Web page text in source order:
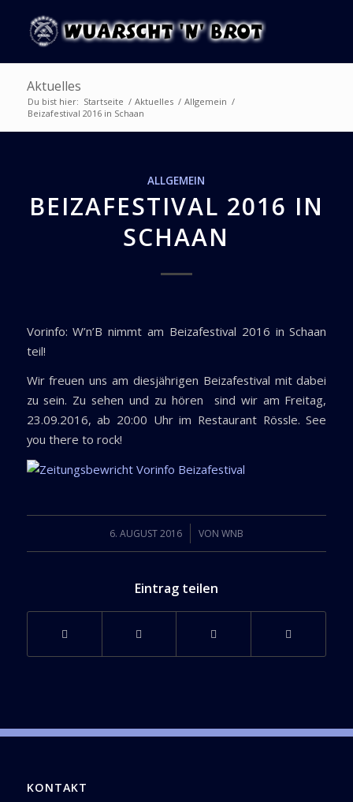
Aktuelles
Du bist hier: Startseite / Aktuelles / Allgemein /
Beizafestival 2016 in Schaan
ALLGEMEIN
BEIZAFESTIVAL 2016 IN
SCHAAN
Vorinfo: W’n’B nimmt am Beizafestival 2016 in Schaan
teil!
Wir freuen uns am diesjährigen Beizafestival mit dabei
zu sein. Zu sehen und zu hören sind wir am Freitag,
23.09.2016, ab 20:00 Uhr im Restaurant Rössle. See
you there to rock!
6. AUGUST 2016
/ VON WNB
Eintrag teilen
KONTAKT